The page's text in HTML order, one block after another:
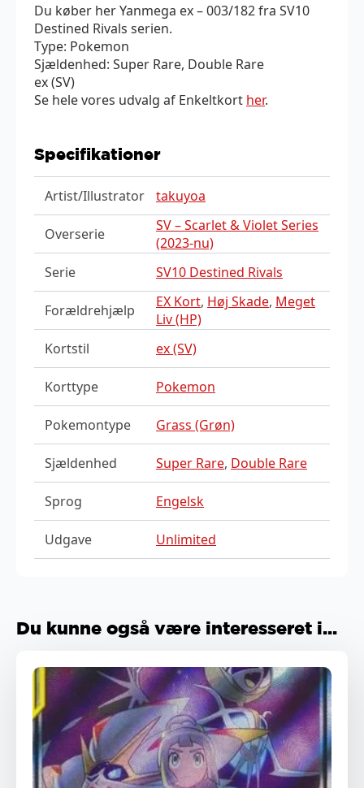
Du køber her Yanmega ex – 003/182 fra SV10
Destined Rivals serien.
Type: Pokemon
Sjældenhed: Super Rare, Double Rare
ex (SV)
Se hele vores udvalg af Enkeltkort her.
Specifikationer
Artist/Illustrator takuyoa
Overserie
SV – Scarlet & Violet Series
(2023-nu)
Serie
SV10 Destined Rivals
Forældrehjælp EX Kort, Høj Skade, Meget
Liv (HP)
Kortstil
ex (SV)
Korttype Pokemon
Pokemontype Grass (Grøn)
Sjældenhed Super Rare, Double Rare
Sprog Engelsk
Udgave Unlimited
Du kunne også være interesseret i...